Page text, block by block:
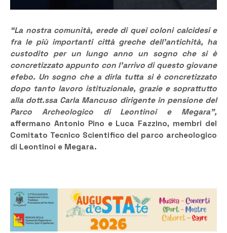
“La nostra comunità, erede di quei coloni calcidesi e
fra le più importanti città greche dell’antichità, ha
custodito per un lungo anno un sogno che si è
concretizzato appunto con l’arrivo di questo giovane
efebo. Un sogno che a dirla tutta si è concretizzato
dopo tanto lavoro istituzionale, grazie e soprattutto
alla dott.ssa Carla Mancuso dirigente in pensione del
Parco Archeologico di Leontinoi e Megara”,
affermano Antonio Pino e Luca Fazzino, membri del
Comitato Tecnico Scientifico del parco archeologico
di Leontinoi e Megara.